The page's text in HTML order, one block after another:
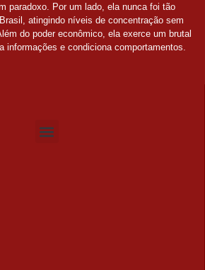
paradoxo. Por um lado, ela nunca foi tão
atingindo níveis de concentração sem
do poder econômico, ela exerce um brutal
informações e condiciona comportamentos.